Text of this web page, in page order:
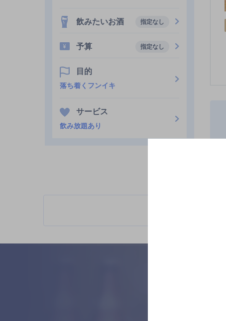
飲みたいお酒 指定なし
予算 指定なし
目的
落ち着くフンイキ
サービス
飲み放題あり